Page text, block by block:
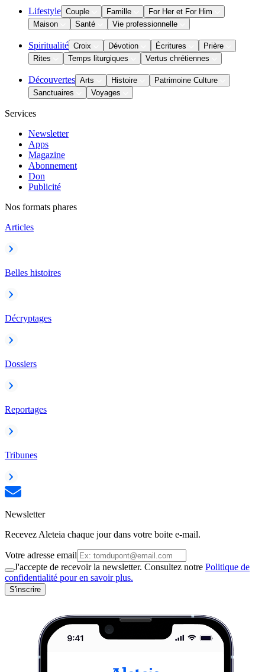
Lifestyle Couple Famille
For Her et For Him
Maison
Santé Vie professionnelle
Spiritualité Croix Dévotion Écritures
Prière
Rites
Temps liturgiques Vertus chrétiennes
Découvertes Arts Histoire
Patrimoine Culture
Sanctuaires
Voyages
Services
Newsletter
Apps
Magazine
Abonnement
Don
Publicité
Nos formats phares
Articles
Belles histoires
Décryptages
Dossiers
Reportages
Tribunes
Newsletter
Recevez Aleteia chaque jour dans votre boite e-mail.
Votre adresse email
J'accepte de recevoir la newsletter. Consultez notre Politique de
confidentialité pour en savoir plus.
S'inscrire